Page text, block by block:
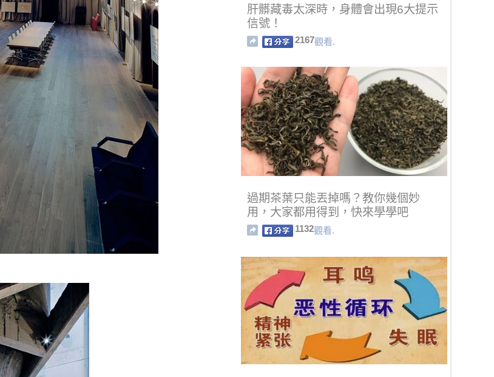
肝髒藏毒太深時，身體會出現6大提示
信號！
2167觀看.
過期茶葉只能丟掉嗎？教你幾個妙
用，大家都用得到，快來學學吧
1132觀看.